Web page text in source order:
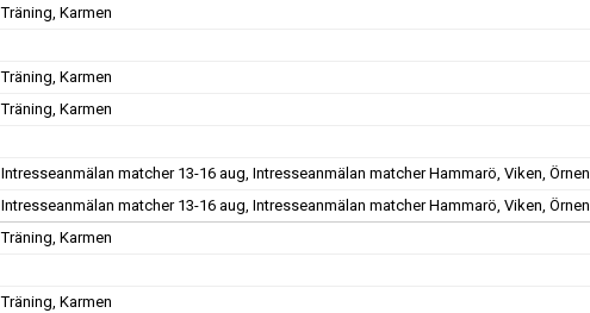
Träning, Karmen
Träning, Karmen
Träning, Karmen
Intresseanmälan matcher 13-16 aug, Intresseanmälan matcher Hammarö, Viken, Örnen
Intresseanmälan matcher 13-16 aug, Intresseanmälan matcher Hammarö, Viken, Örnen
Träning, Karmen
Träning, Karmen